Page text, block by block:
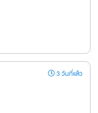
3 วันที่แล้ว